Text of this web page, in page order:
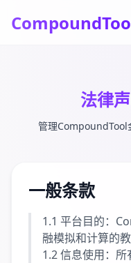
法律
管理CompoundTool
一般条款
1.1 平台目的：
融模拟和计算的
1.2 信息使用：